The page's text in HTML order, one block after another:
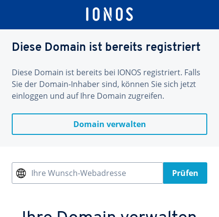
Diese Domain ist bereits registriert
Diese Domain ist bereits bei IONOS registriert. Falls
Sie der Domain-Inhaber sind, können Sie sich jetzt
einloggen und auf Ihre Domain zugreifen.
Domain verwalten
Ihre Wunsch-Webadresse Prüfen